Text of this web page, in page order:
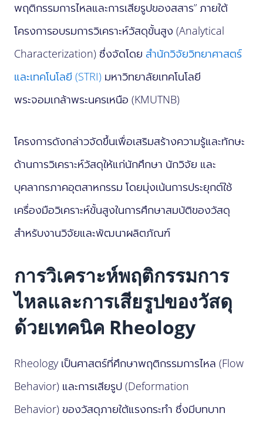
พฤติกรรมการไหลและการเสียรูปของสสาร” ภายใต้
โครงการอบรมการวิเคราะห์วัสดุขั้นสูง (Analytical
Characterization) ซึ่งจัดโดย สำนักวิจัยวิทยาศาสตร์
และเทคโนโลยี (STRI) มหาวิทยาลัยเทคโนโลยี
พระจอมเกล้าพระนครเหนือ (KMUTNB)
โครงการดังกล่าวจัดขึ้นเพื่อเสริมสร้างความรู้และทักษะ
ด้านการวิเคราะห์วัสดุให้แก่นักศึกษา นักวิจัย และ
บุคลากรภาคอุตสาหกรรม โดยมุ่งเน้นการประยุกต์ใช้
เครื่องมือวิเคราะห์ขั้นสูงในการศึกษาสมบัติของวัสดุ
สำหรับงานวิจัยและพัฒนาผลิตภัณฑ์
การวิเคราะห์พฤติกรรมการ
ไหลและการเสียรูปของวัสดุ
ด้วยเทคนิค Rheology
Rheology เป็นศาสตร์ที่ศึกษาพฤติกรรมการไหล (Flow
Behavior) และการเสียรูป (Deformation
Behavior) ของวัสดุภายใต้แรงกระทำ ซึ่งมีบทบาท